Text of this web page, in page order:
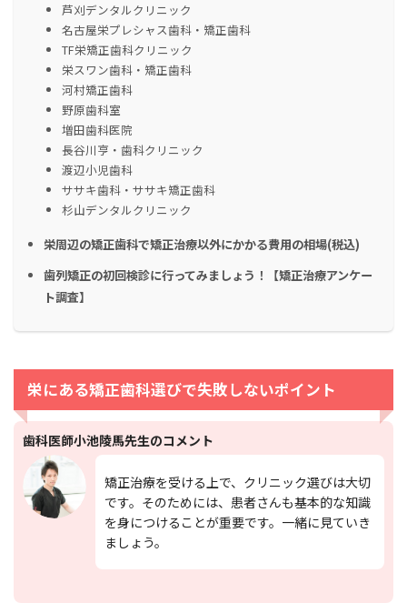
芦刈デンタルクリニック
名古屋栄プレシャス歯科・矯正歯科
TF栄矯正歯科クリニック
栄スワン歯科・矯正歯科
河村矯正歯科
野原歯科室
増田歯科医院
長谷川亨・歯科クリニック
渡辺小児歯科
ササキ歯科・ササキ矯正歯科
杉山デンタルクリニック
栄周辺の矯正歯科で矯正治療以外にかかる費用の相場(税込)
歯列矯正の初回検診に行ってみましょう！【矯正治療アンケー
ト調査】
栄にある矯正歯科選びで失敗しないポイント
歯科医師小池陵馬先生のコメント
矯正治療を受ける上で、クリニック選びは大切
です。そのためには、患者さんも基本的な知識
を身につけることが重要です。一緒に見ていき
ましょう。